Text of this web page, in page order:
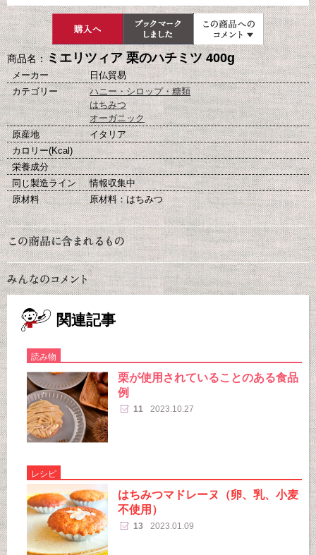
商品名：ミエリツィア 栗のハチミツ 400g
メーカー
日仏貿易
カテゴリー
ハニー・シロップ・糖類
はちみつ
オーガニック
原産地
イタリア
カロリー(Kcal)
栄養成分
同じ製造ライン
情報収集中
原材料
原材料：はちみつ
関連記事
読み物
栗が使用されていることのある食品
例
11 2023.10.27
レシピ
はちみつマドレーヌ（卵、乳、小麦
不使用）
13 2023.01.09